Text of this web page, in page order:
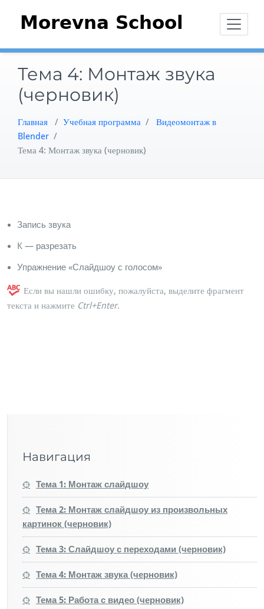
Тема 4: Монтаж звука
(черновик)
Главная / Учебная программа / Видеомонтаж в
Blender /
Тема 4: Монтаж звука (черновик)
Запись звука
K — разрезать
Упражнение «Слайдшоу с голосом»
Если вы нашли ошибку, пожалуйста, выделите фрагмент
текста и нажмите Ctrl+Enter.
Навигация
Тема 1: Монтаж слайдшоу
Тема 2: Монтаж слайдшоу из произвольных
картинок (черновик)
Тема 3: Слайдшоу с переходами (черновик)
Тема 4: Монтаж звука (черновик)
Тема 5: Работа с видео (черновик)